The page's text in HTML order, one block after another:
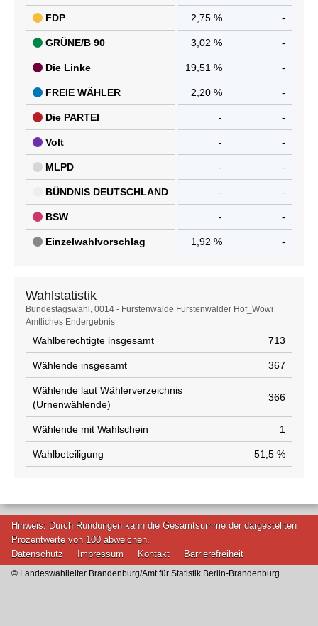
FDP 2,75 % -
GRÜNE/B 90 3,02 % -
Die Linke 19,51 % -
FREIE WÄHLER 2,20 % -
Die PARTEI - -
Volt - -
MLPD - -
BÜNDNIS DEUTSCHLAND - -
BSW - -
Einzelwahlvorschlag 1,92 % -
Wahlstatistik
Wahlstatistik
Bundestagswahl, 0014 - Fürstenwalde Fürstenwalder Hof_Wowi
Amtliches Endergebnis
Wahlberechtigte insgesamt 713
Wählende insgesamt 367
Wählende laut Wählerverzeichnis
(Urnenwählende)
366
Wählende mit Wahlschein 1
Wahlbeteiligung 51,5 %
Hinweis: Durch Rundungen kann die Gesamtsumme der dargestellten
Prozentwerte von 100 abweichen.
Datenschutz
Impressum Kontakt Barrierefreiheit
© Landeswahlleiter Brandenburg/Amt für Statistik Berlin-Brandenburg